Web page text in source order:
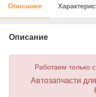
Описание
Описание
Работаем
Автозапчасти